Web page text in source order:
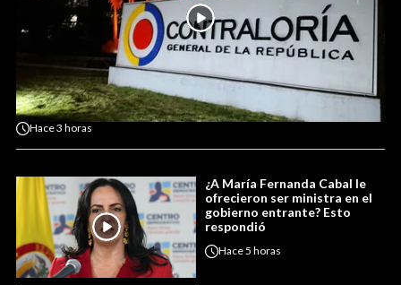
Hace3 horas
¿A María Fernanda Cabal le
ofrecieron ser ministra en el
gobierno entrante? Esto
respondió
Hace5 horas